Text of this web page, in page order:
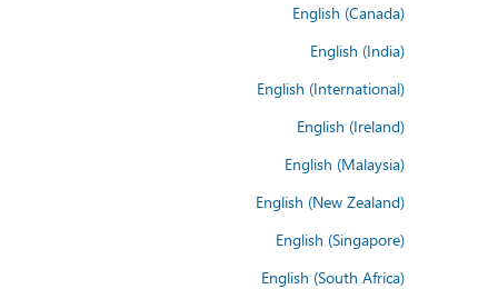
English (Canada)
English (India)
English (International)
English (Ireland)
English (Malaysia)
English (New Zealand)
English (Singapore)
English (South Africa)